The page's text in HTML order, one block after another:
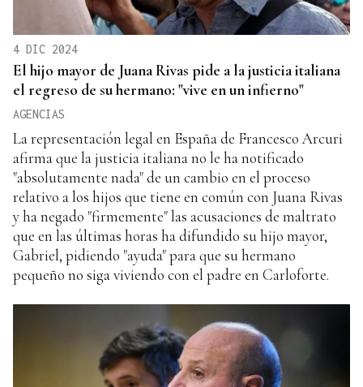
4 DIC 2024
El hijo mayor de Juana Rivas pide a la justicia italiana
el regreso de su hermano: "vive en un infierno"
AGENCIAS
La representación legal en España de Francesco Arcuri
afirma que la justicia italiana no le ha notificado
"absolutamente nada" de un cambio en el proceso
relativo a los hijos que tiene en común con Juana Rivas
y ha negado "firmemente" las acusaciones de maltrato
que en las últimas horas ha difundido su hijo mayor,
Gabriel, pidiendo "ayuda" para que su hermano
pequeño no siga viviendo con el padre en Carloforte.